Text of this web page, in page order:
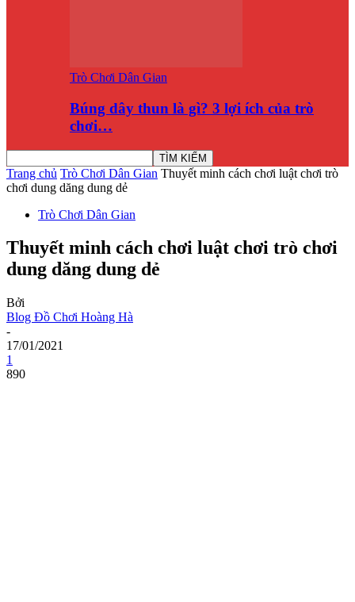
Trò Chơi Dân Gian
Búng dây thun là gì? 3 lợi ích của trò
chơi…
Trang chủ Trò Chơi Dân Gian Thuyết minh cách chơi luật chơi trò
chơi dung dăng dung dẻ
Trò Chơi Dân Gian
Thuyết minh cách chơi luật chơi trò chơi
dung dăng dung dẻ
Bởi
Blog Đồ Chơi Hoàng Hà
-
17/01/2021
1
890